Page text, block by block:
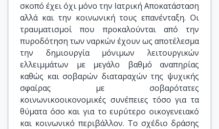
σκοπό έχει όχι μόνο την Ιατρική Αποκατάσταση
αλλά και την κοινωνική τους επανένταξη. Οι
τραυματισμοί που προκαλούνται από την
πυροδότηση των ναρκών έχουν ως αποτέλεσμα
την δημιουργία μόνιμων λειτουργικών
ελλειμμάτων με μεγάλο βαθμό αναπηρίας
καθώς και σοβαρών διαταραχών της ψυχικής
σφαίρας με σοβαρότατες
κοινωνικοοικονομικές συνέπειες τόσο για τα
θύματα όσο και για το ευρύτερο οικογενειακό
και κοινωνικό περιβάλλον. Το σχέδιο δράσης